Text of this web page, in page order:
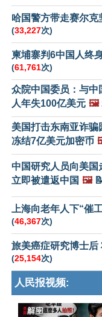
哈国警方带走赛尔
(33,227次)
柬埔寨判6中国人终
(61,761次)
众院中国委员：与中
人年失100亿美元 🖼️
美国打击东南亚诈
冻结7亿美元加密币
中国研究人员向美国
立即被遣返中国 🖼️
上海向老年人下“催
(46,367次)
旅美癌症研究博士后
(25,154次)
人民报视频: